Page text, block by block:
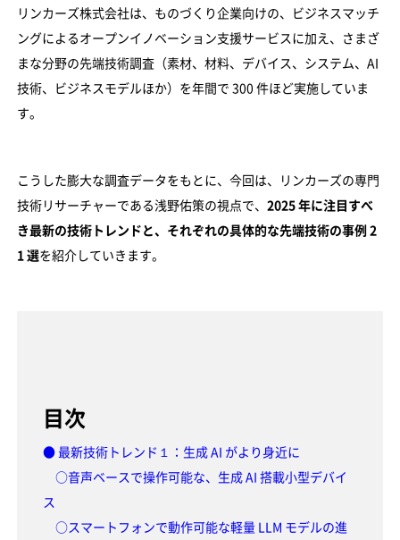
リンカーズ株式会社は、ものづくり企業向けの、ビジネスマッチ
ングによるオープンイノベーション支援サービスに加え、さまざ
まな分野の先端技術調査（素材、材料、デバイス、システム、AI
技術、ビジネスモデルほか）を年間で 300 件ほど実施していま
す。
こうした膨大な調査データをもとに、今回は、リンカーズの専門
技術リサーチャーである浅野佑策の視点で、2025 年に注目すべ
き最新の技術トレンドと、それぞれの具体的な先端技術の事例 2
1 選を紹介していきます。
目次
● 最新技術トレンド１：生成 AI がより身近に
○音声ベースで操作可能な、生成 AI 搭載小型デバイ
ス
○スマートフォンで動作可能な軽量 LLM モデルの進